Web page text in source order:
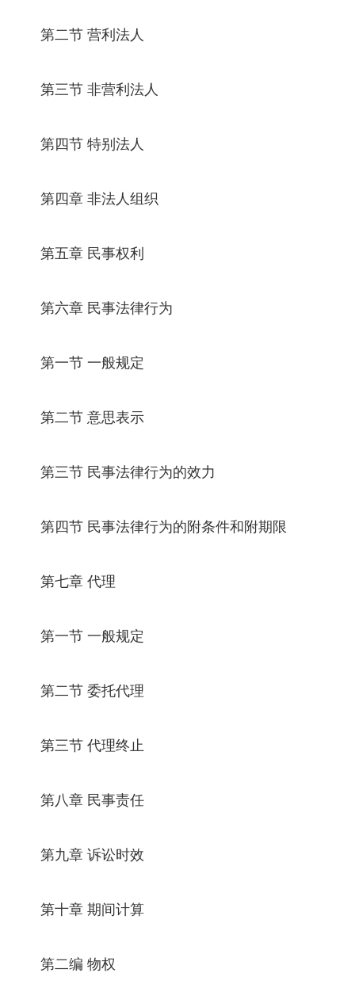
第二节 营利法人
第三节 非营利法人
第四节 特别法人
第四章 非法人组织
第五章 民事权利
第六章 民事法律行为
第一节 一般规定
第二节 意思表示
第三节 民事法律行为的效力
第四节 民事法律行为的附条件和附期限
第七章 代理
第一节 一般规定
第二节 委托代理
第三节 代理终止
第八章 民事责任
第九章 诉讼时效
第十章 期间计算
第二编 物权